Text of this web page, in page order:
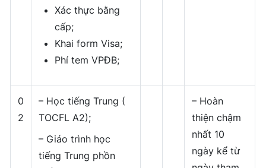
Xác thực bằng
cấp;
Khai form Visa;
Phí tem VPĐB;
0
2
– Học tiếng Trung (
TOCFL A2);
– Giáo trình học
tiếng Trung phồn
– Hoàn
thiện chậm
nhất 10
ngày kể từ